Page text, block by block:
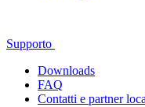
Supporto
Downloads
FAQ
Contatti e partner